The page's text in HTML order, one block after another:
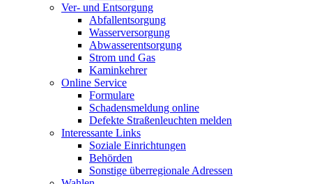
Ver- und Entsorgung
Abfallentsorgung
Wasserversorgung
Abwasserentsorgung
Strom und Gas
Kaminkehrer
Online Service
Formulare
Schadensmeldung online
Defekte Straßenleuchten melden
Interessante Links
Soziale Einrichtungen
Behörden
Sonstige überregionale Adressen